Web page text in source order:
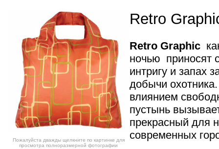
Пожалуйста дважды щелкните по картинке для
просмотра полноразмерной фотографии
Retro
Retro Graphic
ночью приносят
интригу и запах
добычи
влиянием
пустынь
прекрасный для
современных